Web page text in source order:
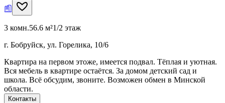
3 комн.56.6 м²1/2 этаж
г. Бобруйск, ул. Горелика, 10/6
Квартира на первом этоже, имеется подвал. Тёплая и уютная.
Вся мебель в квартире остаётся. За домом детский сад и
школа. Всё обсудим, звоните. Возможен обмен в Минской
области.
Контакты